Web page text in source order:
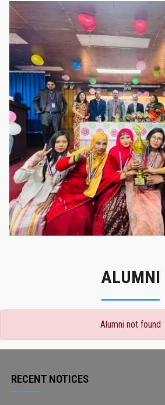
গৌরবের মুহূর্ত
গৌরবের মুহূর্ত
ALUMNI
Alumni not found
RECENT NOTICES